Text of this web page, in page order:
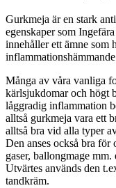
Gurkmeja är en stark
egenskaper som
innehåller ett ämne som
Många av våra vanliga
kärlsjukdomar och högt
låggradig inflammation
alltså gurkmeja vara ett
alltså bra vid alla typer
Den anses också bra
gaser, ballongmage
Utvärtes används den
tandkräm.